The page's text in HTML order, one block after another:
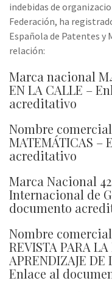
indebidas de
Federación, ha
Española de Patentes y
relación:
Marca nacional
EN LA CALLE –
acreditativo
Nombre comercial
MATEMÁTICAS –
acreditativo
Marca Nacional
Internacional de
documento
Nombre comercial
REVISTA PARA
APRENDIZAJE
Enlace al